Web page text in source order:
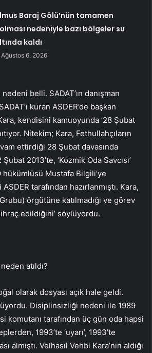
Baraj Gölü’nün tamamen
nedeniyle bazı bölgeler su
kaldı
Ağustos 6, 2026
nedeni belli. SADAT’ın danışman
kuran ASDER’de başkan
kendisini kamuoyunda ’28 Şubat
Nitekim; Kara, Fethullahçıların
ettirdiği 28 Şubat davasında
2013’te, ‘Kozmik Oda Savcısı’
Mustafa Bilgili’ye
tarafından hazırlanmıştı. Kara,
Grubu) örgütüne katılmadığı ve görev
edildiğini’ söylüyordu.
atıldı?
olarak dosyası açık hale geldi.
Disiplinsizliği nedeni ile 1989
komutanı tarafından üç gün oda hapsi
1993’te ‘uyarı’, 1993’te
almıştı. Velhasıl Vehbi Kara’nın aldığı